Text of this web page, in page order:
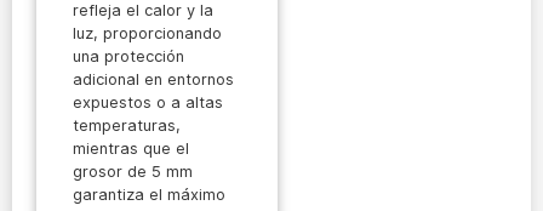
refleja el calor y la
luz, proporcionando
una protección
adicional en entornos
expuestos o a altas
temperaturas,
mientras que el
grosor de 5 mm
garantiza el máximo